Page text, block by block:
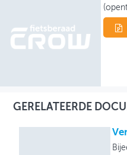
GEBRUIKER
GERELATEERDE